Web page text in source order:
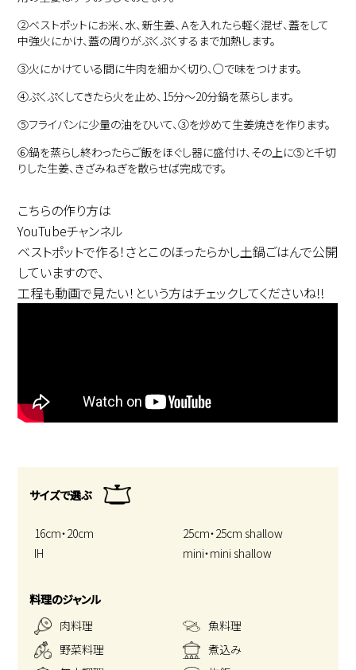
②ベストポットにお米、水、新生姜、Ａを入れたら軽く混ぜ、蓋をして
中強火にかけ、蓋の周りがぷくぷくするまで加熱します。
③火にかけている間に牛肉を細かく切り、○で味をつけます。
④ぷくぷくしてきたら火を止め、15分～20分鍋を蒸らします。
⑤フライパンに少量の油をひいて、③を炒めて生姜焼きを作ります。
⑥鍋を蒸らし終わったらご飯をほぐし器に盛付け、その上に⑤と千切
りした生姜、きざみねぎを散らせば完成です。
こちらの作り方は
YouTubeチャンネル
ベストポットで作る！さとこのほったらかし土鍋ごはんで公開
していますので、
工程も動画で見たい！という方はチェックしてくださいね!!
サイズで選ぶ
16cm・20cm
25cm・25cm shallow
IH
mini・mini shallow
料理のジャンル
肉料理
魚料理
野菜料理
煮込み